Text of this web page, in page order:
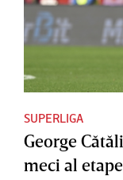
SUPERLIGA
George
meci al